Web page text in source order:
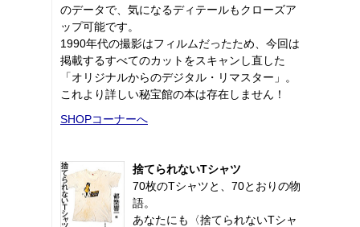
のデータで、気になるディテールもクローズア
ップ可能です。
1990年代の撮影はフィルムだったため、今回は
掲載するすべてのカットをスキャンし直した
「オリジナルからのデジタル・リマスター」。
これより詳しい秘宝館の本は存在しません！
SHOPコーナーへ
捨てられないTシャツ
70枚のTシャツと、70とおりの物
語。
あなたにも〈捨てられないTシャ